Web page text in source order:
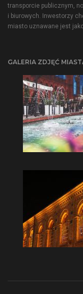
transporcie publicznym,
i biurowych. Inwestorzy
miasto uznawane jest
GALERIA ZDJĘĆ